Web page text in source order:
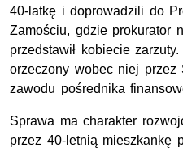
40-latkę i doprowadzili do
Zamościu, gdzie prokurator
przedstawił kobiecie
orzeczony wobec niej przez
zawodu pośrednika
Sprawa ma charakter
przez 40-letnią mieszkankę